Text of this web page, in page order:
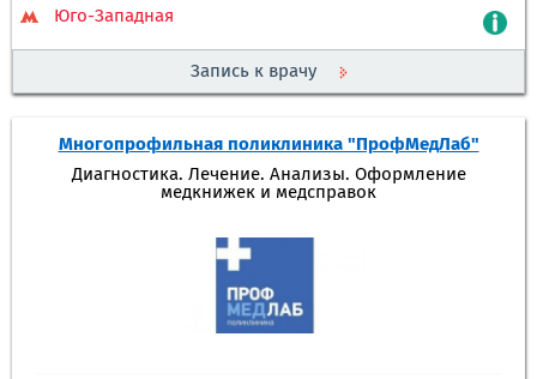
Юго-Западная
Запись к врачу
Многопрофильная поликлиника "ПрофМедЛаб"
Диагностика. Лечение. Анализы. Оформление
медкнижек и медсправок